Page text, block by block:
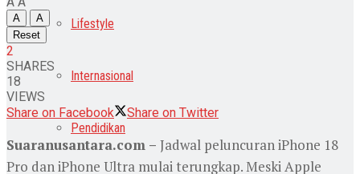
Lifestyle
Internasional
Pendidikan
A
A
Reset
2
SHARES
18
VIEWS
Share on Facebook
Share on Twitter
Suaranusantara.com – ‎Jadwal peluncuran iPhone 18
Pro dan iPhone Ultra mulai terungkap. Meski Apple